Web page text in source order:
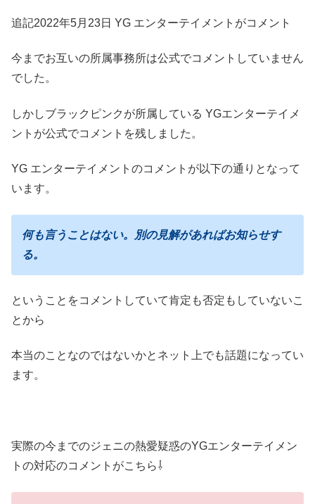
追記2022年5月23日 YG エンターテイメントがコメント
今までお互いの所属事務所は公式でコメントしていません
でした。
しかしブラックピンクが所属している YGエンターテイメ
ントが公式でコメントを残しました。
YG エンターテイメントのコメントが以下の通りとなって
います。
何も言うことはない。別の見解があればお知らせす
る。
ということをコメントしていて肯定も否定もしていないこ
とから
本当のことなのではないかとネット上でも話題になってい
ます。
実際の今までのジェニの熱愛疑惑のYGエンターテイメン
トの対応のコメントがこちら⇩